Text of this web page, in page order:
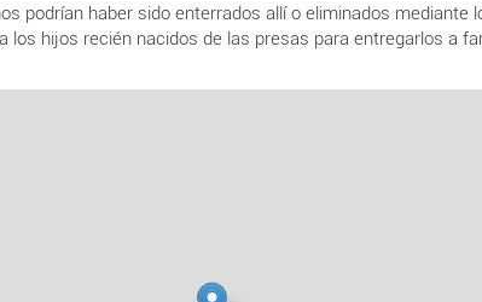
podrían haber sido enterrados allí o eliminados
hijos recién nacidos de las presas para entregarlos a